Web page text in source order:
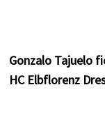
Gonzalo Tajuelo
HC Elbflorenz